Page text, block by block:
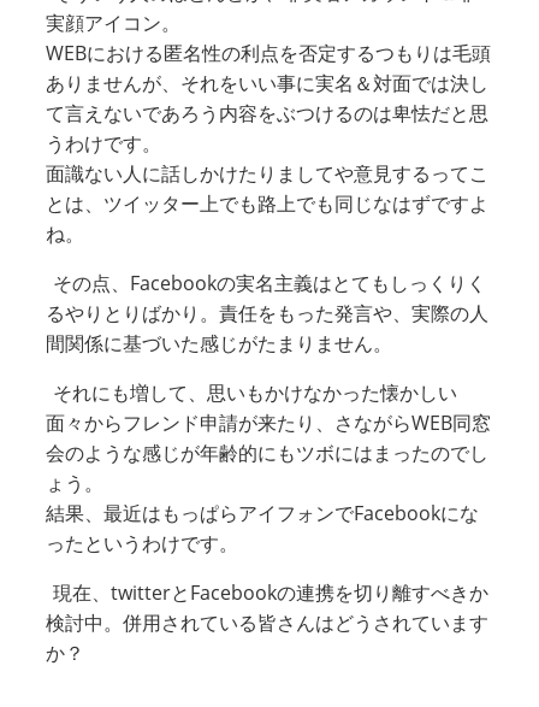
実顔アイコン。
WEBにおける匿名性の利点を否定するつもりは毛頭
ありませんが、それをいい事に実名＆対面では決し
て言えないであろう内容をぶつけるのは卑怯だと思
うわけです。
面識ない人に話しかけたりましてや意見するってこ
とは、ツイッター上でも路上でも同じなはずですよ
ね。
その点、Facebookの実名主義はとてもしっくりく
るやりとりばかり。責任をもった発言や、実際の人
間関係に基づいた感じがたまりません。
それにも増して、思いもかけなかった懐かしい
面々からフレンド申請が来たり、さながらWEB同窓
会のような感じが年齢的にもツボにはまったのでし
ょう。
結果、最近はもっぱらアイフォンでFacebookにな
ったというわけです。
現在、twitterとFacebookの連携を切り離すべきか
検討中。併用されている皆さんはどうされています
か？